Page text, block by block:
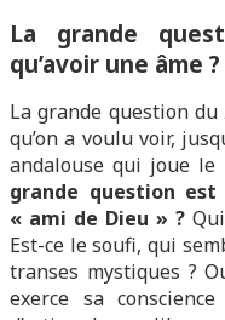
La grande
qu’avoir une âme ?
La grande question du
qu’on a voulu voir,
andalouse qui joue
grande question
« ami de Dieu » ?Qui
Est-ce le soufi, qui
transes mystiques ?
exerce sa